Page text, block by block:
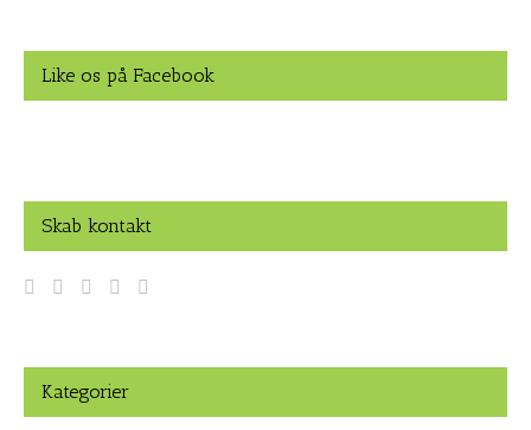
Like os på Facebook
Skab kontakt
Kategorier